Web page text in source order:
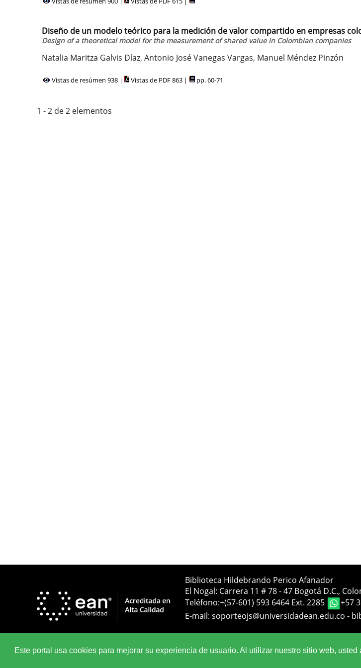
Este portal usa cookies para mejorar su experiencia de usuario. Al utilizar nuestro sitio web,
Diseño de un modelo teórico para la medición de valor compartido en empresas
Design of a theoretical model for the measurement of shared value in Colombian companies
Natalia Maritza Galvis Díaz, Antonio José Vanegas Vargas, Manuel Méndez Pinzón
Vistas de resúmen 938 | Vistas de PDF 863 | pp. 60-71
1 - 2 de 2 elementos
Biblioteca Hildebrando Perico Afanador
El Nogal: Carrera 11 # 78 - 47 Bogotá D.C.,
Teléfono:+(57-601) 593 6464 Ext. 2285
+57
E-mail: soporteojs@universidadean.edu.co -
Sistema OJS -